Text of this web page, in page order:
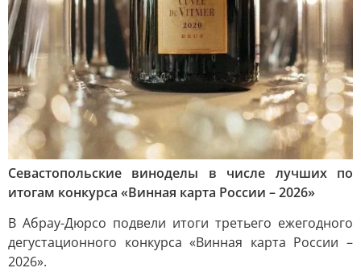
Севастопольские виноделы в числе лучших по
итогам конкурса «Винная карта России – 2026»
В Абрау-Дюрсо подвели итоги третьего ежегодного
дегустационного конкурса «Винная карта России –
2026».